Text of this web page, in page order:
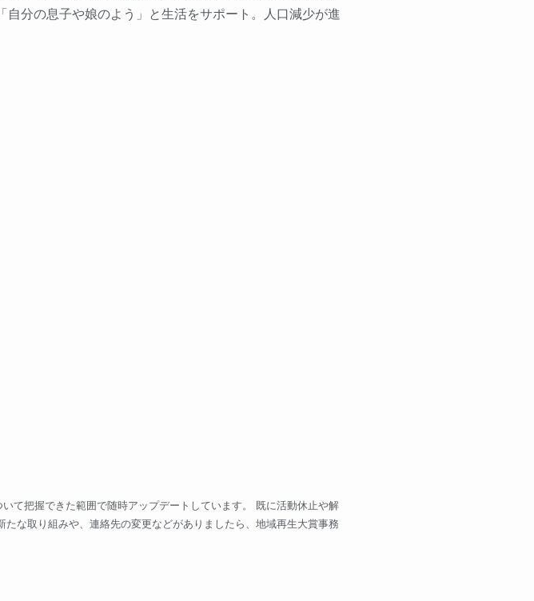
分の息子や娘のよう」と生活をサポート。人口減少が進
て把握できた範囲で随時アップデートしています。 既に活動休止や解
な取り組みや、連絡先の変更などがありましたら、地域再生大賞事務